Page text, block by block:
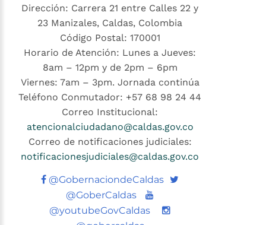
Dirección: Carrera 21 entre Calles 22 y
23 Manizales, Caldas, Colombia
Código Postal: 170001
Horario de Atención: Lunes a Jueves:
8am – 12pm y de 2pm – 6pm
Viernes: 7am – 3pm. Jornada continúa
Teléfono Conmutador: +57 68 98 24 44
Correo Institucional:
atencionalciudadano@caldas.gov.co
Correo de notificaciones judiciales:
notificacionesjudiciales@caldas.gov.co
@GobernaciondeCaldas Twitter
@GoberCaldas
Youtube
@youtubeGovCaldas